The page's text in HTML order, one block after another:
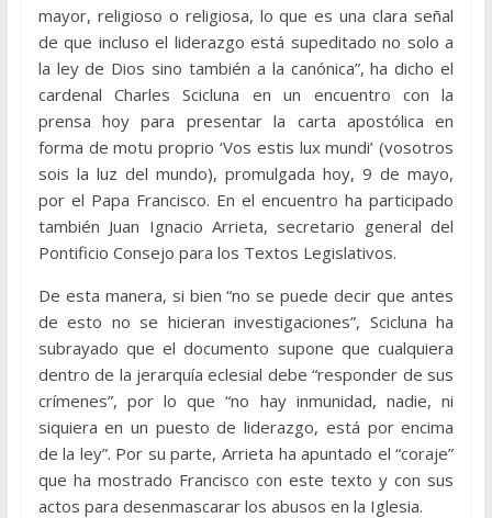
mayor, religioso o religiosa, lo que es una clara señal
de que incluso el liderazgo está supeditado no solo a
la ley de Dios sino también a la canónica”, ha dicho el
cardenal Charles Scicluna en un encuentro con la
prensa hoy para presentar la carta apostólica en
forma de motu proprio ‘Vos estis lux mundi’ (vosotros
sois la luz del mundo), promulgada hoy, 9 de mayo,
por el Papa Francisco. En el encuentro ha participado
también Juan Ignacio Arrieta, secretario general del
Pontificio Consejo para los Textos Legislativos.
De esta manera, si bien “no se puede decir que antes
de esto no se hicieran investigaciones”, Scicluna ha
subrayado que el documento supone que cualquiera
dentro de la jerarquía eclesial debe “responder de sus
crímenes”, por lo que “no hay inmunidad, nadie, ni
siquiera en un puesto de liderazgo, está por encima
de la ley”. Por su parte, Arrieta ha apuntado el “coraje”
que ha mostrado Francisco con este texto y con sus
actos para desenmascarar los abusos en la Iglesia.